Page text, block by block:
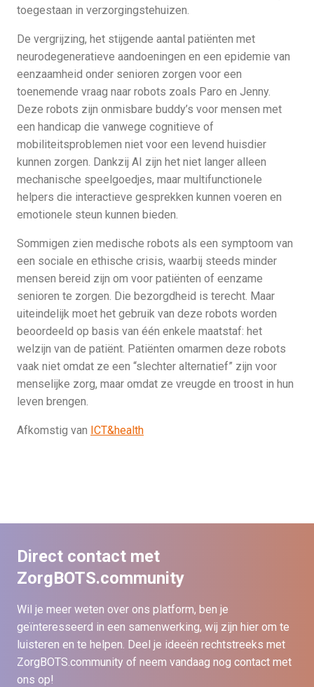
toegestaan in verzorgingstehuizen.
De vergrijzing, het stijgende aantal patiënten met
neurodegeneratieve aandoeningen en een epidemie van
eenzaamheid onder senioren zorgen voor een
toenemende vraag naar robots zoals Paro en Jenny.
Deze robots zijn onmisbare buddy’s voor mensen met
een handicap die vanwege cognitieve of
mobiliteitsproblemen niet voor een levend huisdier
kunnen zorgen. Dankzij AI zijn het niet langer alleen
mechanische speelgoedjes, maar multifunctionele
helpers die interactieve gesprekken kunnen voeren en
emotionele steun kunnen bieden.
Sommigen zien medische robots als een symptoom van
een sociale en ethische crisis, waarbij steeds minder
mensen bereid zijn om voor patiënten of eenzame
senioren te zorgen. Die bezorgdheid is terecht. Maar
uiteindelijk moet het gebruik van deze robots worden
beoordeeld op basis van één enkele maatstaf: het
welzijn van de patiënt. Patiënten omarmen deze robots
vaak niet omdat ze een “slechter alternatief” zijn voor
menselijke zorg, maar omdat ze vreugde en troost in hun
leven brengen.
Afkomstig van ICT&health
Direct contact met
ZorgBOTS.community
Wil je meer weten over ons platform, ben je
geïnteresseerd in een samenwerking, wij zijn hier om te
luisteren en te helpen. Deel je ideeën rechtstreeks met
ZorgBOTS.community of neem vandaag nog contact met
ons op!